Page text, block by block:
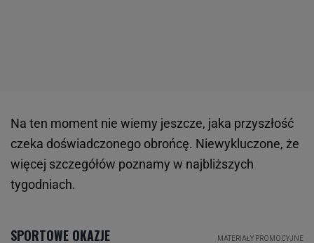
Na ten moment nie wiemy jeszcze, jaka przyszłość
czeka doświadczonego obrońcę. Niewykluczone, że
więcej szczegółów poznamy w najbliższych
tygodniach.